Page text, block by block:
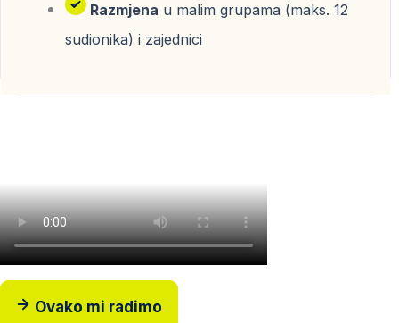
Razmjena u malim grupama (maks. 12
sudionika) i zajednici
Ovako mi radimo